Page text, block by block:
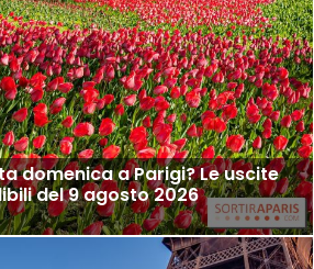
domenica a Parigi? Le uscite
del 9 agosto 2026